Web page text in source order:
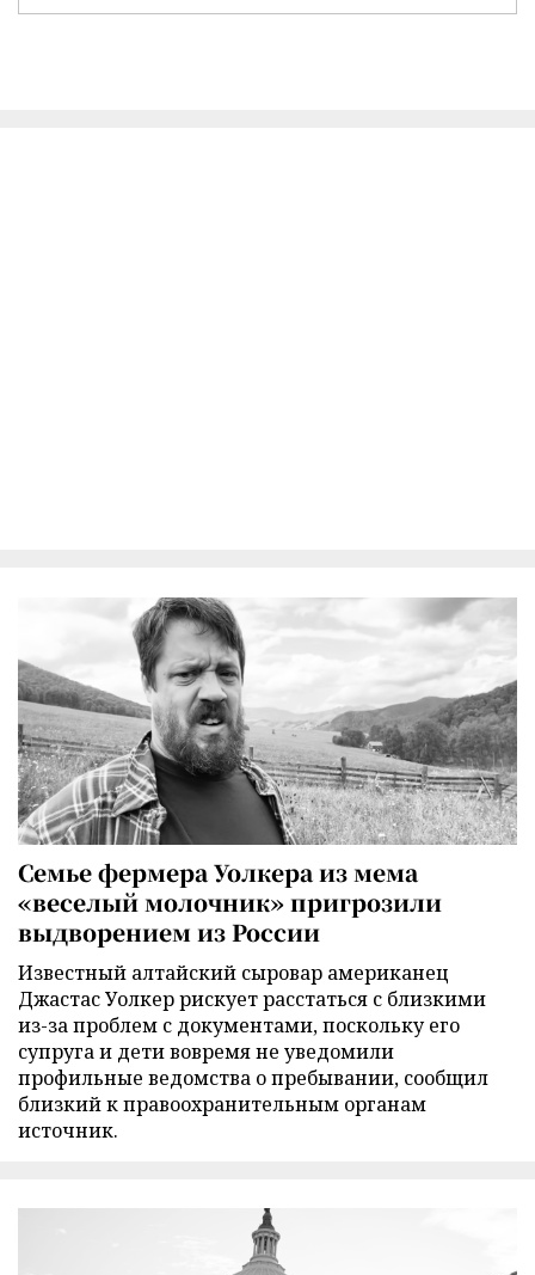
Семье фермера Уолкера из мема
«веселый молочник» пригрозили
выдворением из России
Известный алтайский сыровар американец
Джастас Уолкер рискует расстаться с близкими
из-за проблем с документами, поскольку его
супруга и дети вовремя не уведомили
профильные ведомства о пребывании, сообщил
близкий к правоохранительным органам
источник.